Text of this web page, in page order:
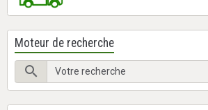
Moteur de recherche